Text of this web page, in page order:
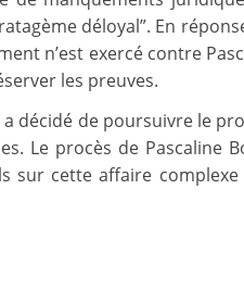
déloyal”. En
n’est exercé contre
les preuves.
décidé de poursuivre le
Le procès de Pascaline
sur cette affaire